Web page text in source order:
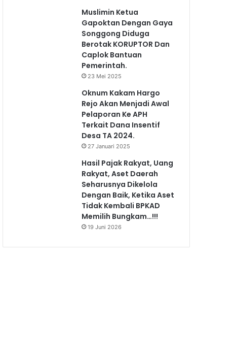
Muslimin Ketua
Gapoktan Dengan Gaya
Songgong Diduga
Berotak KORUPTOR Dan
Caplok Bantuan
Pemerintah.
23 Mei 2025
Oknum Kakam Hargo
Rejo Akan Menjadi Awal
Pelaporan Ke APH
Terkait Dana Insentif
Desa TA 2024.
27 Januari 2025
Hasil Pajak Rakyat, Uang
Rakyat, Aset Daerah
Seharusnya Dikelola
Dengan Baik, Ketika Aset
Tidak Kembali BPKAD
Memilih Bungkam…!!!
19 Juni 2026